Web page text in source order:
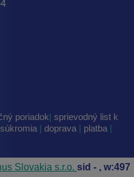
poriadok sprievodný list k
| doprava| platba|
Slovakia s.r.o. sid - , w:497